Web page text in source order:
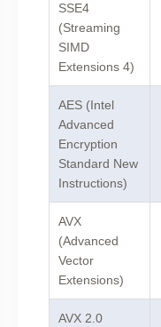
SSE4
(Streaming
SIMD
Extensions 4)
AES (Intel
Advanced
Encryption
Standard New
Instructions)
AVX
(Advanced
Vector
Extensions)
AVX 2.0